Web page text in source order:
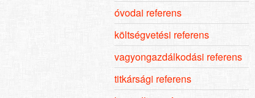
óvodai referens
költségvetési referens
vagyongazdálkodási referens
titkársági referens